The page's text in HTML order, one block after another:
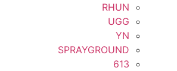
RHUN
UGG
YN
SPRAYGROUND
613